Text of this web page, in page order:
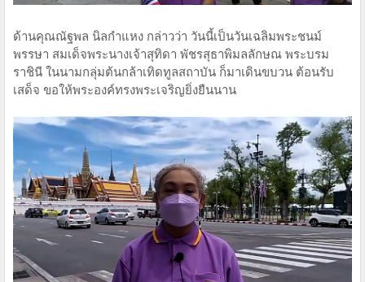
ด้านคุณณัฐพล นิลกำแหง กล่าวว่า วันนี้เป็นวันเฉลิมพระชนม์
พรรษา สมเด็จพระนางเจ้าสุทิดา พัชรสุธาพิมลลักษณ พระบรม
ราชินี ในนามกลุ่มต้นกล้าเทิดทูลสถาบัน ก็มาเดินขบวน ต้อนรับ
เสด็จ ขอให้พระองค์ทรงพระเจริญยิ่งยืนนาน